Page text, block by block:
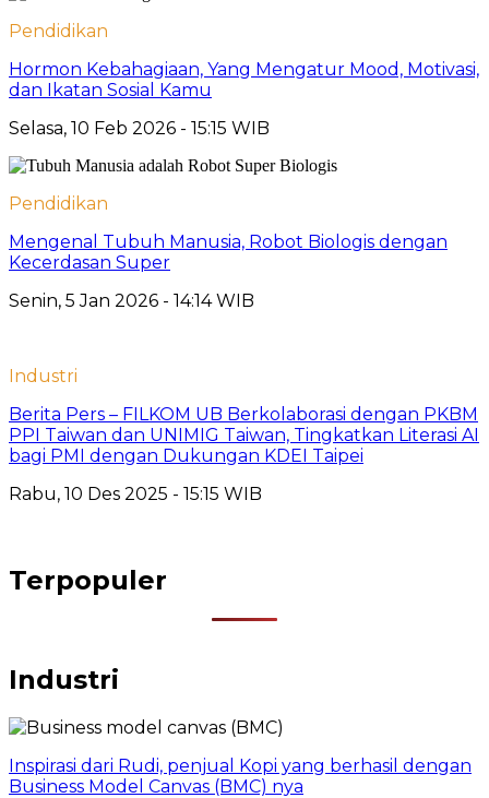
Pendidikan
Hormon Kebahagiaan, Yang Mengatur Mood, Motivasi,
dan Ikatan Sosial Kamu
Selasa, 10 Feb 2026 - 15:15 WIB
Pendidikan
Mengenal Tubuh Manusia, Robot Biologis dengan
Kecerdasan Super
Senin, 5 Jan 2026 - 14:14 WIB
Industri
Berita Pers – FILKOM UB Berkolaborasi dengan PKBM
PPI Taiwan dan UNIMIG Taiwan, Tingkatkan Literasi AI
bagi PMI dengan Dukungan KDEI Taipei
Rabu, 10 Des 2025 - 15:15 WIB
Terpopuler
Industri
Inspirasi dari Rudi, penjual Kopi yang berhasil dengan
Business Model Canvas (BMC) nya